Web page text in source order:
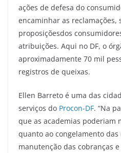
ações de defesa do
encaminhar as reclamações,
proposiçõesdos
atribuições. Aqui no DF, o
aproximadamente 70 mil
registros de queixas.
Ellen Barreto é uma das
serviços do Procon-DF. “Na
que as academias poderiam
quanto ao congelamento
manutenção das cobranças